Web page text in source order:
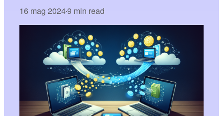
16 mag 2024•9 min read